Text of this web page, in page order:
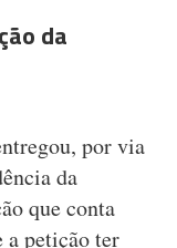
da
por via
da
que conta
a petição ter